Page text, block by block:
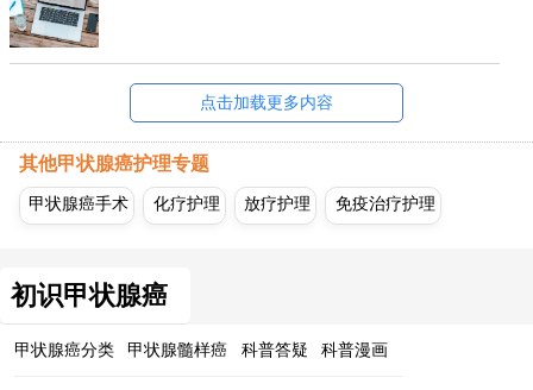
点击加载更多内容
其他甲状腺癌护理专题
甲状腺癌手术 化疗护理 放疗护理 免疫治疗护理
初识甲状腺癌
甲状腺癌分类 甲状腺髓样癌 科普答疑 科普漫画